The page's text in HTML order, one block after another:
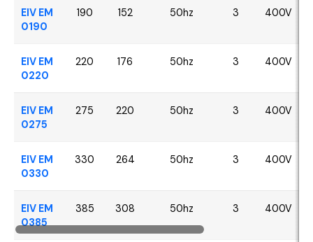
EIV EM
0190
190 152 50hz 3 400V
EIV EM
0220
220 176 50hz 3 400V
EIV EM
0275
275 220 50hz 3 400V
EIV EM
0330
330 264 50hz 3 400V
EIV EM
0385
385 308 50hz 3 400V